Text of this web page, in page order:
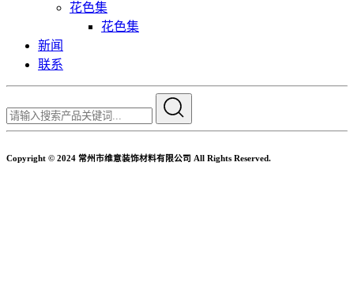
花色集
花色集
新闻
联系
Copyright © 2024 常州市维意装饰材料有限公司 All Rights Reserved.